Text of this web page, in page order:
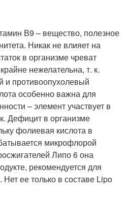
В9 – вещество, полезное
Никак не влияет на
в организме чреват
нежелательна, т. к.
и противоопухолевый
особенно важна для
– элемент участвует в
Дефицит в организме
фолиевая кислота в
микрофлорой
Липо 6 она
рекомендуется для
ее только в составе Lipo